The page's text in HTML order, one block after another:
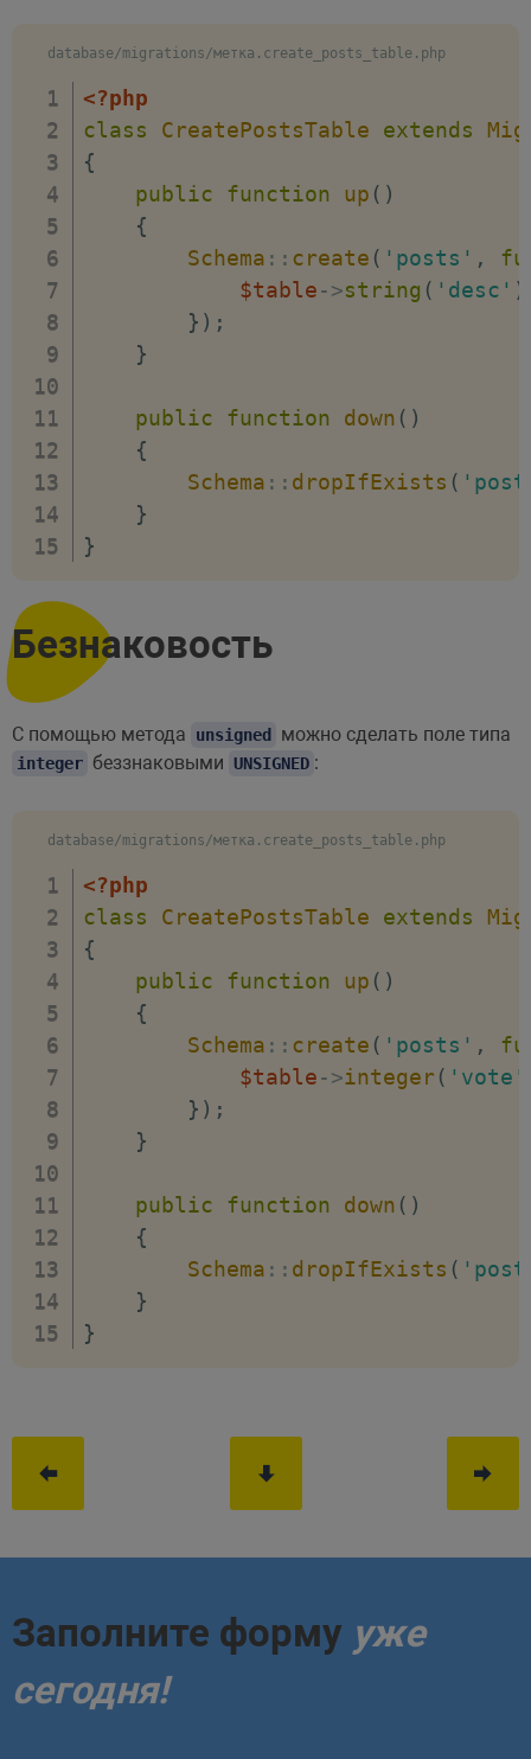
database/migrations/метка.create_posts_table.php
<?php
class
CreatePostsTable extends
{
public
function up ( )
{
Schema :: create ( 'posts' ,
$table->string ( 'desc' )
} ) ;
}
public function down ( )
{
Schema :: dropIfExists (
}
}
Безнаковость
С помощью метода unsigned можно сделать поле типа
integer беззнаковыми UNSIGNED :
database/migrations/метка.create_posts_table.php
<?php
class
CreatePostsTable extends
{
public
function up ( )
{
Schema :: create ( 'posts' ,
$table->integer ( 'vote'
} ) ;
}
public function down ( )
{
Schema :: dropIfExists (
}
}
Заполните форму уже
сегодня!